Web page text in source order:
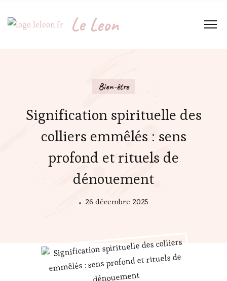
Le Leon
Bien-être
Signification spirituelle des
colliers emmêlés : sens
profond et rituels de
dénouement
26 décembre 2025